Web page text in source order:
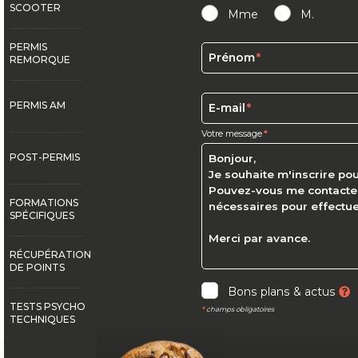
FLEXIBLE
PERMIS B
DES
MOTO
SCOOTER
PERMIS
REMORQUE
PERMIS AM
POST-PERMIS
FORMATIONS
SPÉCIFIQUES
RÉCUPÉRATION
DE POINTS
TESTS PSYCHO
TECHNIQUES
Mme M.
Prénom
E-mail
Votre message
Bons plans & actus
*champs obligatoires